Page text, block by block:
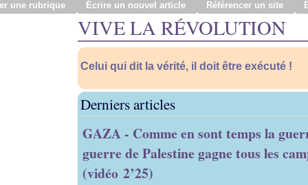
VIVE LA RÉVOLUTION
Celui qui dit la vérité, il doit être exécuté !
Derniers articles
GAZA - Comme en sont temps la
guerre de Palestine gagne tous les
(vidéo 2’25)
une rubrique Écrire un nouvel article Référencer un site